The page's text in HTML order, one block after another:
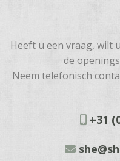
Heeft u een vraag, wilt
de
Neem telefonisch
+31